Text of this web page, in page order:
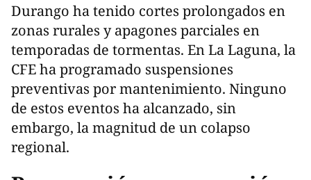
Durango ha tenido cortes prolongados en
zonas rurales y apagones parciales en
temporadas de tormentas. En La Laguna, la
CFE ha programado suspensiones
preventivas por mantenimiento. Ninguno
de estos eventos ha alcanzado, sin
embargo, la magnitud de un colapso
regional.